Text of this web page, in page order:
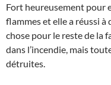
Fort heureusement pour
flammes et elle a réussi
chose pour le reste de la
dans l’incendie, mais
détruites.